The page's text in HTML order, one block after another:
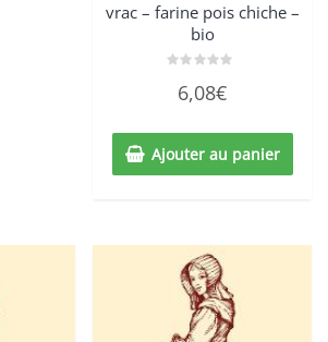
vrac – farine pois chiche –
bio
sur
6,08€
Ajouter au panier